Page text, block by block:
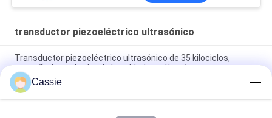
transductor piezoeléctrico ultrasónico
Transductor piezoeléctrico ultrasónico de 35 kilociclos,
pequeño transductor de la soldadura ultrasónica
transductor piezoeléctrico ultrasónico del soldador plástico
del punto 30Khz con 4pcs cerámica del negro 30m m
Cassie